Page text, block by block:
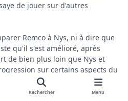
de jouer sur d'autres
Remco à Nys, ni à dire que
qu'il s'est amélioré, après
de bien plus loin que Nys et
sur certains aspects du
Rechercher Menu